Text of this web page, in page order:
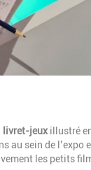
livret-jeuxillustré
au sein de l’expo
les petits